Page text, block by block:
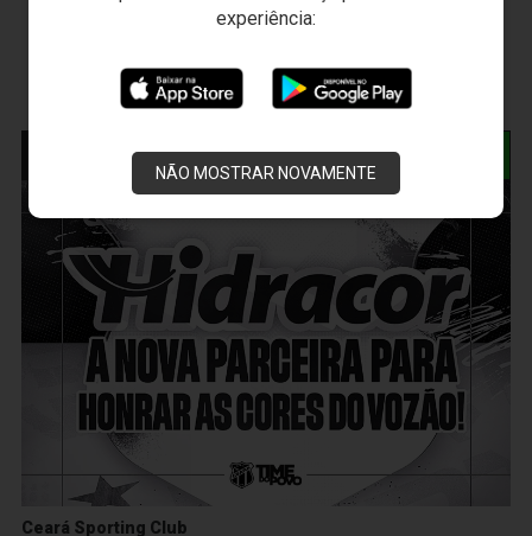
experiência:
NÃO MOSTRAR NOVAMENTE
NOTÍCIAS RELACIONADAS
Ceará Sporting Club